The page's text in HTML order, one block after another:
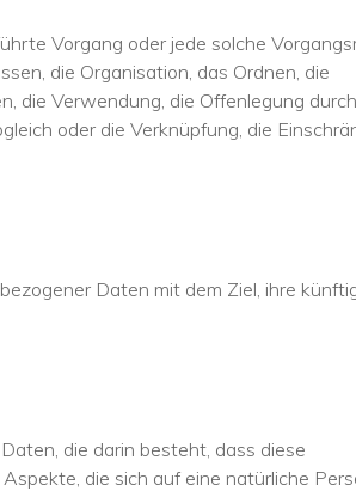
Vorgang oder jede solche
die Organisation, das Ordnen, die
die Verwendung, die Offenlegung durch
oder die Verknüpfung, die
Daten mit dem Ziel, ihre
die darin besteht, dass diese
die sich auf eine natürliche